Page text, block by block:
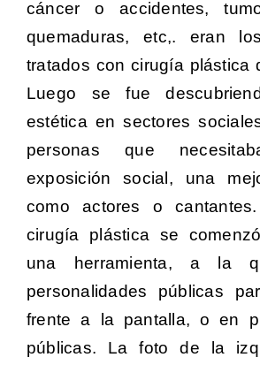
cáncer o accidentes,
quemaduras, etc,. eran
tratados con cirugía plástica
Luego se fue
estética en sectores
personas que
exposición social, una
como actores o
cirugía plástica se
una herramienta, a la
personalidades públicas
frente a la pantalla, o en
públicas. La foto de la